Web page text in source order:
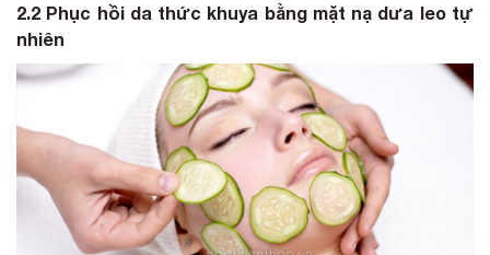
2.2 Phục hồi da thức khuya bằng mặt nạ dưa leo tự
nhiên